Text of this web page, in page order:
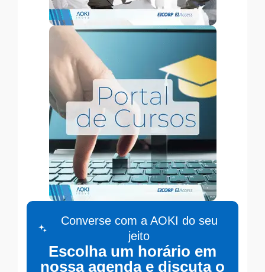
Converse com a AOKI do seu
jeito
Escolha um horário em
nossa agenda e discuta o